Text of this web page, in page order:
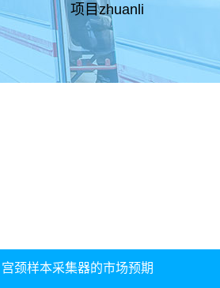
项目zhuanli
宫颈样本采集器的市场预期